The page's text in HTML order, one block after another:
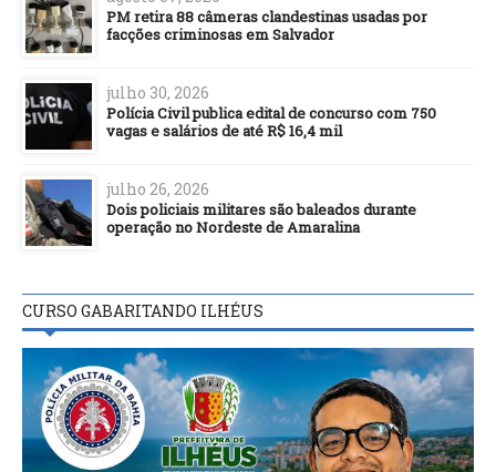
PM retira 88 câmeras clandestinas usadas por
facções criminosas em Salvador
julho 30, 2026
Polícia Civil publica edital de concurso com 750
vagas e salários de até R$ 16,4 mil
julho 26, 2026
Dois policiais militares são baleados durante
operação no Nordeste de Amaralina
CURSO GABARITANDO ILHÉUS